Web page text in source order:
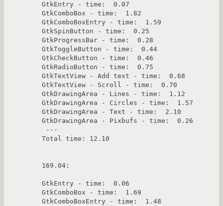
GtkEntry - time:  0.07
GtkComboBox - time:  1.82
GtkComboBoxEntry - time:  1.59
GtkSpinButton - time:  0.25
GtkProgressBar - time:  0.28
GtkToggleButton - time:  0.44
GtkCheckButton - time:  0.46
GtkRadioButton - time:  0.75
GtkTextView - Add text - time:  0.68
GtkTextView - Scroll - time:  0.70
GtkDrawingArea - Lines - time:  1.12
GtkDrawingArea - Circles - time:  1.57
GtkDrawingArea - Text - time:  2.10
GtkDrawingArea - Pixbufs - time:  0.26
Total time: 12.10
169.04:
GtkEntry - time:  0.06
GtkComboBox - time:  1.69
GtkComboBoxEntry - time:  1.48